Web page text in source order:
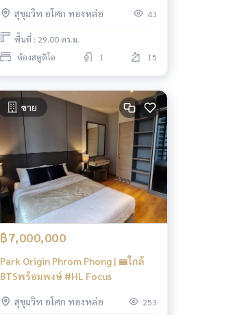
สุขุมวิท อโศก ทองหล่อ 43
พื้นที่ : 29.00 ตร.ม.
ห้องสตูดิโอ
1 15
ขาย
฿7,000,000
Park Origin Phrom Phong | 🚝ใกล้
BTSพร้อมพงษ์ #HL Focus
สุขุมวิท อโศก ทองหล่อ 253